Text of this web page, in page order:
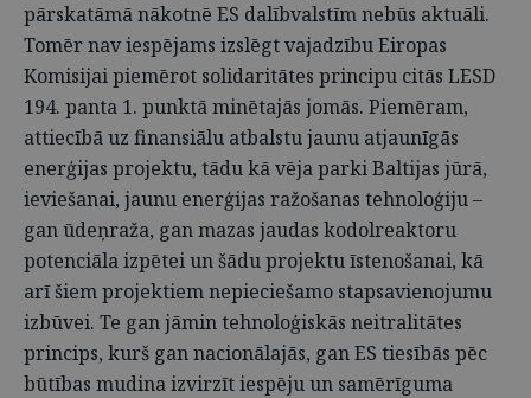
pārskatāmā nākotnē ES dalībvalstīm nebūs aktuāli.
Tomēr nav iespējams izslēgt vajadzību Eiropas
Komisijai piemērot solidaritātes principu citās LESD
194. panta 1. punktā minētajās jomās. Piemēram,
attiecībā uz finansiālu atbalstu jaunu atjaunīgās
enerģijas projektu, tādu kā vēja parki Baltijas jūrā,
ieviešanai, jaunu enerģijas ražošanas tehnoloģiju –
gan ūdeņraža, gan mazas jaudas kodolreaktoru
potenciāla izpētei un šādu projektu īstenošanai, kā
arī šiem projektiem nepieciešamo stapsavienojumu
izbūvei. Te gan jāmin tehnoloģiskās neitralitātes
princips, kurš gan nacionālajās, gan ES tiesībās pēc
būtības mudina izvirzīt iespēju un samērīguma